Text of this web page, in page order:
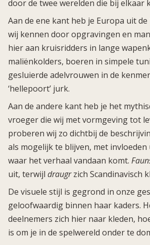
door de twee werelden die bij elkaar
Aan de ene kant heb je Europa uit de
wij kennen door opgravingen en
hier aan kruisridders in lange
maliënkolders, boeren in simpele
gesluierde adelvrouwen in de
‘hellepoort’ jurk.
Aan de andere kant heb je het
vroeger die wij met vormgeving tot
proberen wij zo dichtbij de
als mogelijk te blijven, met
waar het verhaal vandaan komt.
uit, terwijl draugrzich Scandinavisch
De visuele stijl is gegrond in onze
geloofwaardig binnen haar kaders.
deelnemers zich hier naar kleden,
is om je in de spelwereld onder te